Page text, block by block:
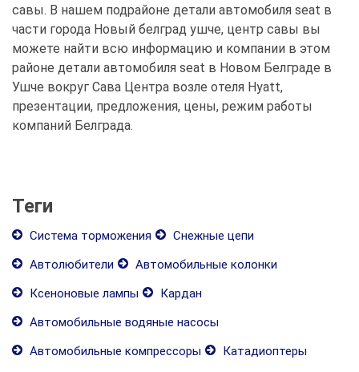
савы. В нашем подрайоне детали автомобиля seat в
части города Новый белград ушче, центр савы вы
можете найти всю информацию и компании в этом
районе детали автомобиля seat в Новом Белграде в
Ушче вокруг Сава Центра возле отеля Hyatt,
презентации, предложения, цены, режим работы
компаний Белграда.
Теги
Система торможения
Снежные цепи
Автолюбители
Автомобильные колонки
Ксеноновые лампы
Кардан
Автомобильные водяные насосы
Автомобильные компрессоры
Катадиоптеры